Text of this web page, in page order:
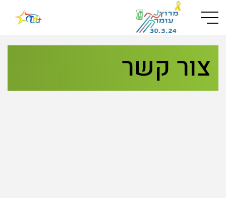
Button used only for devices with a small screen
צור קשר